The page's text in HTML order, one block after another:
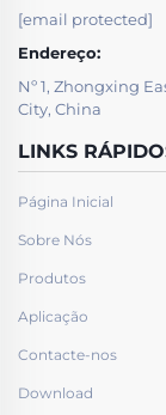
[email protected]
Endereço:
Nº 1, Zhongxing
City, China
LINKS
Página Inicial
Sobre Nós
Produtos
Aplicação
Contacte-nos
Download